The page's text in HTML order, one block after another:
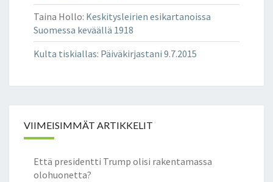
Taina Hollo: Keskitysleirien esikartanoissa
Suomessa keväällä 1918
Kulta tiskiallas: Päiväkirjastani 9.7.2015
VIIMEISIMMÄT ARTIKKELIT
Että presidentti Trump olisi rakentamassa
olohuonetta?